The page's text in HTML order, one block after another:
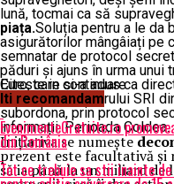
lună, tocmai ca să
piața.Soluția pentru a le da
asigurătorilor mângâiați pe
semnatar de protocol
păduri și ajuns în urma
Euro, care și-a adus ca
adjunct al directorului SRI
subordona, prin protocol
informații. Perioada Coldea.
Inițiativa se numește
prezent este facultativă și
să ia până la un miliard de
Citeste in continuare
Iti recomandam
EvenimenteGratuite.ro
din România
Tot ce trebuie sa stii inainte